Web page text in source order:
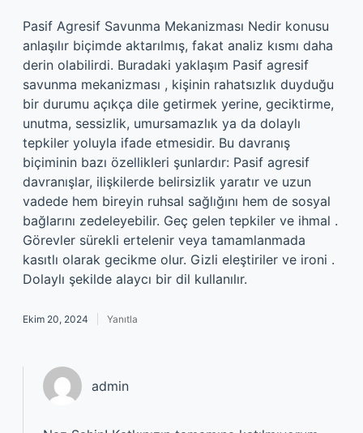
Pasif Agresif Savunma Mekanizması Nedir konusu
anlaşılır biçimde aktarılmış, fakat analiz kısmı daha
derin olabilirdi. Buradaki yaklaşım Pasif agresif
savunma mekanizması , kişinin rahatsızlık duyduğu
bir durumu açıkça dile getirmek yerine, geciktirme,
unutma, sessizlik, umursamazlık ya da dolaylı
tepkiler yoluyla ifade etmesidir. Bu davranış
biçiminin bazı özellikleri şunlardır: Pasif agresif
davranışlar, ilişkilerde belirsizlik yaratır ve uzun
vadede hem bireyin ruhsal sağlığını hem de sosyal
bağlarını zedeleyebilir. Geç gelen tepkiler ve ihmal .
Görevler sürekli ertelenir veya tamamlanmada
kasıtlı olarak gecikme olur. Gizli eleştiriler ve ironi .
Dolaylı şekilde alaycı bir dil kullanılır.
Ekim 20, 2024 Yanıtla
admin